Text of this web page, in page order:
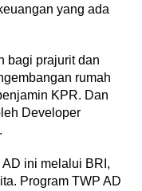
yang ada
bagi prajurit dan
rumah
KPR. Dan
Developer
AD ini melalui BRI,
Program TWP AD